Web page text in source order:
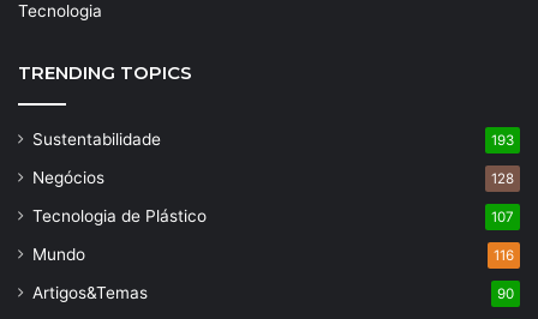
Tecnologia
TRENDING TOPICS
Sustentabilidade 193
Negócios 128
Tecnologia de Plástico 107
Mundo 116
Artigos&Temas 90